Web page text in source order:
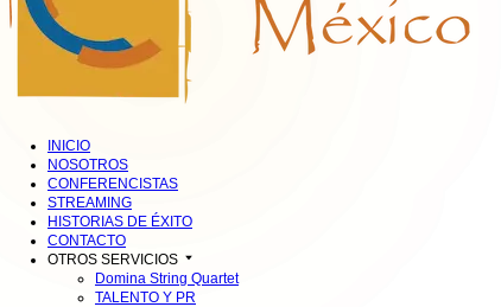
INICIO
NOSOTROS
CONFERENCISTAS
STREAMING
HISTORIAS DE ÉXITO
CONTACTO
OTROS SERVICIOS
Domina String Quartet
TALENTO Y PR